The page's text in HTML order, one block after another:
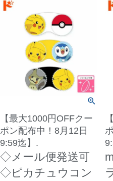
【最大1000円OFFクー
ポン配布中！8月12日
9:59迄】.
◇メール便発送可
◇ピカチュウコン